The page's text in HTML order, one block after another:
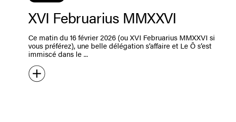
XVI Februarius MMXXVI
Ce matin du 16 février 2026 (ou XVI Februarius MMXXVI si
vous préférez), une belle délégation s’affaire et Le Ô s’est
immiscé dans le